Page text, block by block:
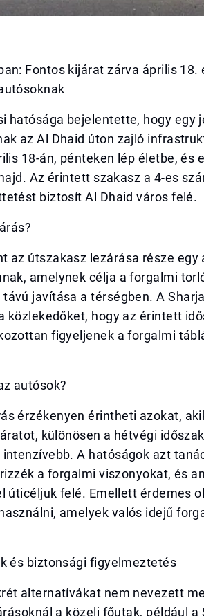
Fontos kijárat zárva április 18.
hatósága bejelentette, hogy egy
az Al Dhaid úton zajló
18-án, pénteken lép életbe, és
Az érintett szakasz a 4-es
biztosít Al Dhaid város felé.
az útszakasz lezárása része
amelynek célja a forgalmi
javítása a térségben. A
közlekedőket, hogy az érintett
figyeljenek a forgalmi
autósok?
érzékenyen érintheti azokat,
különösen a hétvégi
A hatóságok azt
a forgalmi viszonyokat, és
úticéljuk felé. Emellett érdemes
amelyek valós idejű
és biztonsági figyelmeztetés
alternatívákat nem nevezett
a közeli főutak, például a